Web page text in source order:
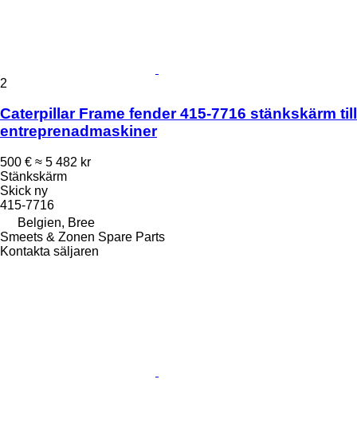
2
Caterpillar Frame fender 415-7716 stänkskärm till
entreprenadmaskiner
500 € ≈ 5 482 kr
Stänkskärm
Skick ny
415-7716
Belgien, Bree
Smeets & Zonen Spare Parts
Kontakta säljaren